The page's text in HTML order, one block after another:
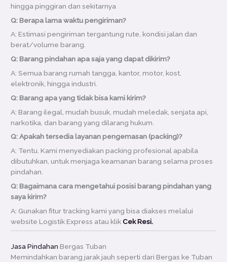
hingga pinggiran dan sekitarnya
Q: Berapa lama waktu pengiriman?
A: Estimasi pengiriman tergantung rute, kondisi jalan dan
berat/volume barang.
Q: Barang pindahan apa saja yang dapat dikirim?
A: Semua barang rumah tangga, kantor, motor, kost,
elektronik, hingga industri.
Q: Barang apa yang tidak bisa kami kirim?
A: Barang ilegal, mudah busuk, mudah meledak, senjata api,
narkotika, dan barang yang dilarang hukum.
Q: Apakah tersedia layanan pengemasan (packing)?
A: Tentu. Kami menyediakan packing profesional apabila
dibutuhkan, untuk menjaga keamanan barang selama proses
pindahan.
Q: Bagaimana cara mengetahui posisi barang pindahan yang
saya kirim?
A: Gunakan fitur tracking kami yang bisa diakses melalui
website Logistik Express atau klikCek Resi.
Jasa Pindahan Bergas Tuban
Memindahkan barang jarak jauh seperti dari Bergas ke Tuban